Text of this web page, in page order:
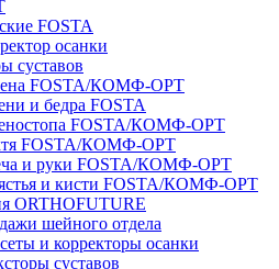
FOSTA
осанки
суставов
FOSTA/КОМФ-ОРТ
и бедра FOSTA
FOSTA/КОМФ-ОРТ
FOSTA/КОМФ-ОРТ
и руки FOSTA/КОМФ-ОРТ
и кисти FOSTA/КОМФ-ОРТ
ORTHOFUTURE
шейного отдела
и корректоры осанки
суставов